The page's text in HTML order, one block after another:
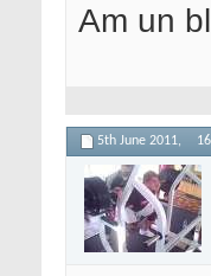
Am un
5th June 2011,